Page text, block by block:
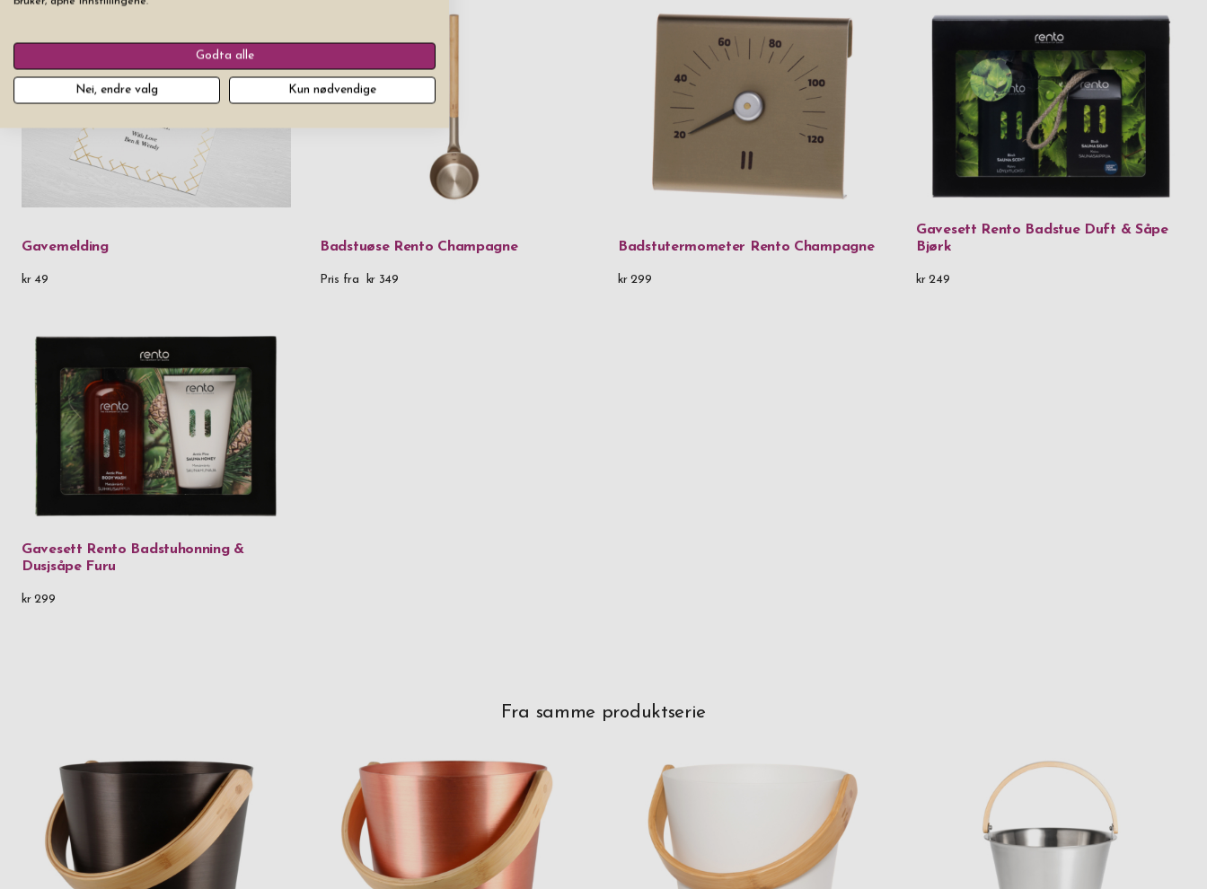
Gavemelding
kr 49
Badstuøse Rento Champagne
Pris fra kr 349
Badstutermometer Rento Champagne
kr 299
Gavesett Rento Badstue Duft & Såpe
Bjørk
kr 249
Gavesett Rento Badstuhonning &
Dusjsåpe Furu
kr 299
Fra samme produktserie
Godta alle
Nei, endre valg Kun nødvendige